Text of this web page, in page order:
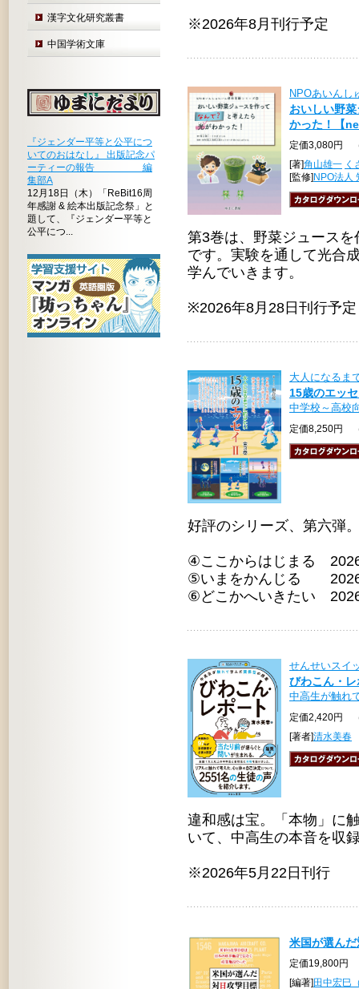
漢字文化研究叢書
中国学術文庫
『ジェンダー平等と公平につ
いてのおはなし』 出版記念パ
ーティーの報告 編
集部A
12月18日（木）「ReBit16周
年感謝 & 絵本出版記念祭」と
題して、『ジェンダー平等と
公平につ...
※2026年8月刊行予定
NPOあいん
おいしい野
かった！【
定価3,080円
[著]角山雄一 く
[監修]NPO法人
第3巻は、野菜ジュース
です。実験を通して光合
学んでいきます。
※2026年8月28日刊行予定
大人になるま
15歳のエッ
中学校～高校
定価8,250円
好評のシリーズ、第六弾
④ここからはじまる
⑤いまをかんじる 2026
⑥どこかへいきたい
せんせいス
びわこん・
中高生が触れ
定価2,420円
[著者]清水美春
違和感は宝。「本物」に
いて、中高生の本音を収
※2026年5月22日刊行
米国が選ん
定価19,800円
[編著] 田中宏巳